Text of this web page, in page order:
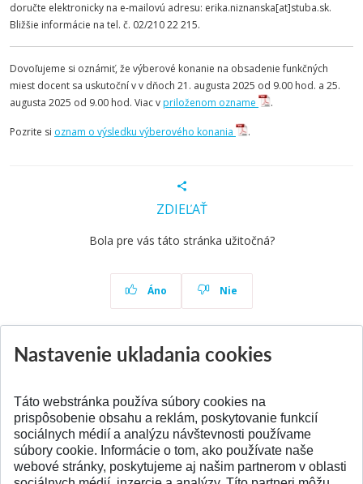
doručte elektronicky na e-mailovú adresu: erika.niznanska[at]stuba.sk.
Bližšie informácie na tel. č. 02/210 22 215.
Dovoľujeme si oznámiť, že výberové konanie na obsadenie funkčných
miest docent sa uskutoční v v dňoch 21. augusta 2025 od 9.00 hod. a 25.
augusta 2025 od 9.00 hod. Viac vpriloženom ozname .
Pozrite si oznam o výsledku výberového konania .
ZDIEĽAŤ
Bola pre vás táto stránka užitočná?
Áno Nie
SPÄŤ NA VRCH
Nastavenie ukladania cookies
Táto webstránka používa súbory cookies na
prispôsobenie obsahu a reklám, poskytovanie funkcií
sociálnych médií a analýzu návštevnosti používame
súbory cookie. Informácie o tom, ako používate naše
webové stránky, poskytujeme aj našim partnerom v oblasti